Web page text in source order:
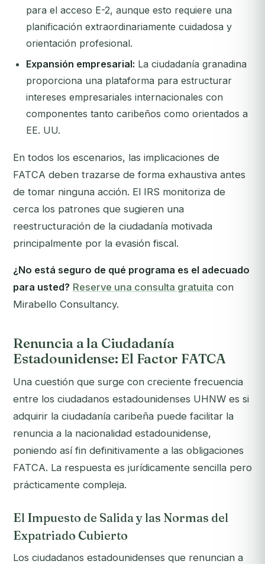
para el acceso E-2, aunque esto requiere una
planificación extraordinariamente cuidadosa y
orientación profesional.
Expansión empresarial: La ciudadanía granadina
proporciona una plataforma para estructurar
intereses empresariales internacionales con
componentes tanto caribeños como orientados a
EE. UU.
En todos los escenarios, las implicaciones de
FATCA deben trazarse de forma exhaustiva antes
de tomar ninguna acción. El IRS monitoriza de
cerca los patrones que sugieren una
reestructuración de la ciudadanía motivada
principalmente por la evasión fiscal.
¿No está seguro de qué programa es el adecuado
para usted? Reserve una consulta gratuita con
Mirabello Consultancy.
Renuncia a la Ciudadanía
Estadounidense: El Factor FATCA
Una cuestión que surge con creciente frecuencia
entre los ciudadanos estadounidenses UHNW es si
adquirir la ciudadanía caribeña puede facilitar la
renuncia a la nacionalidad estadounidense,
poniendo así fin definitivamente a las obligaciones
FATCA. La respuesta es jurídicamente sencilla pero
prácticamente compleja.
El Impuesto de Salida y las Normas del
Expatriado Cubierto
Los ciudadanos estadounidenses que renuncian a